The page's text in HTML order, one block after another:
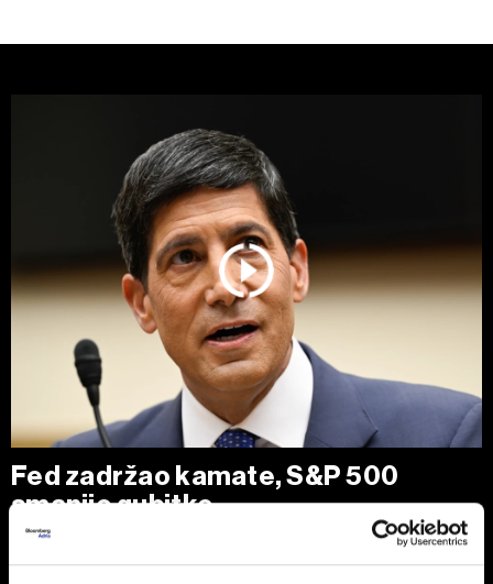
Fed zadržao kamate, S&P 500
smanjio gubitke
Zvaničnici Federalnih rezervi (Fed) ostavili su kamatne
stope nepromenjenim, ali neujednačeno glasanje pokazalo